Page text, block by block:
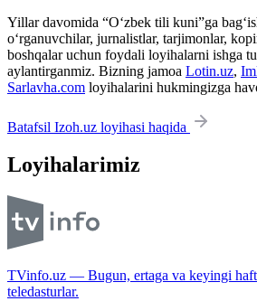
Yillar davomida “O‘zbek tili kuni”ga
o‘rganuvchilar, jurnalistlar, tarjimonlar,
boshqalar uchun foydali loyihalarni ishga
aylantirganmiz. Bizning jamoa Lotin.uz,
Sarlavha.com loyihalarini hukmingizga
Batafsil Izoh.uz loyihasi haqida
Loyihalarimiz
TVinfo.uz — Bugun, ertaga va keyingi
teledasturlar.